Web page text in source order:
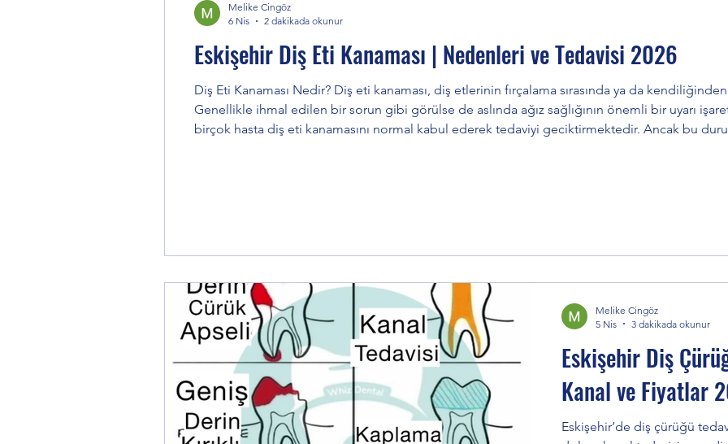
Eskişehir Diş Eti Kanaması | Nedenleri ve Tedavisi 2026
Diş Eti Kanaması Nedir? Diş eti kanaması, diş etlerinin fırçalama sırasında ya da
Genellikle ihmal edilen bir sorun gibi görülse de aslında ağız sağlığının önemli bir uyarı
birçok hasta diş eti kanamasını normal kabul ederek tedaviyi geciktirmektedir. Ancak bu
Melike Cingöz
6 Nis
2 dakikada okunur
Eskişehir Diş
Kanal ve Fiyatlar
Eskişehir’de diş çürüğü tedavisi, çürüğün derinliğine göre
Melike Cingöz
5 Nis
3 dakikada okunur